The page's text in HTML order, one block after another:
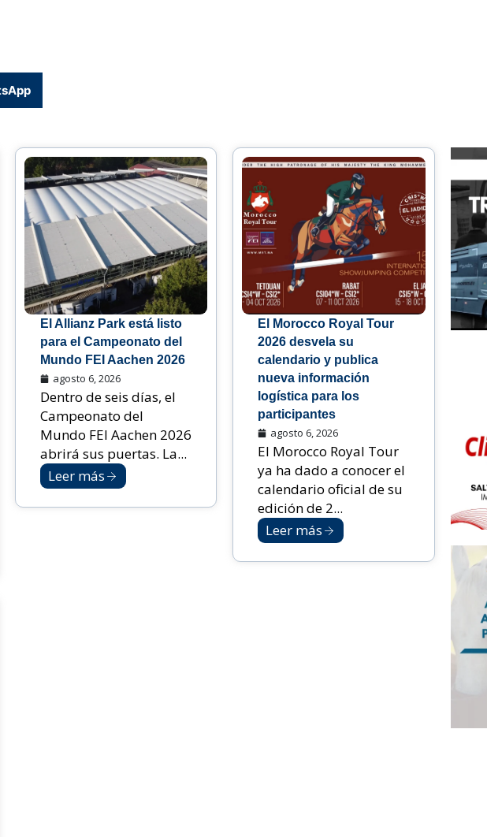
El Allianz Park está listo
para el Campeonato del
Mundo FEI Aachen 2026
agosto 6, 2026
Dentro de seis días, el
Campeonato del
Mundo FEI Aachen 2026
abrirá sus puertas. La...
Leer más
El Morocco Royal Tour
2026 desvela su
calendario y publica
nueva información
logística para los
participantes
agosto 6, 2026
El Morocco Royal Tour
ya ha dado a conocer el
calendario oficial de su
edición de 2...
Leer más